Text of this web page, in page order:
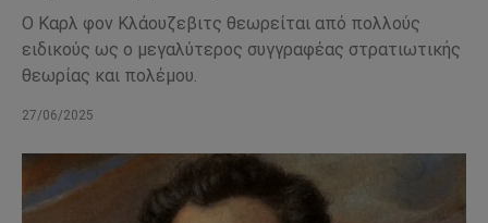
Ο Καρλ φον Κλάουζεβιτς θεωρείται από πολλούς
ειδικούς ως ο μεγαλύτερος συγγραφέας στρατιωτικής
θεωρίας και πολέμου.
27/06/2025